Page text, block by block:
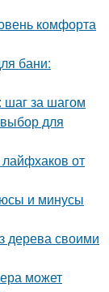
комфорта
бани:
шаг за шагом
для
от
и минусы
дерева своими
может